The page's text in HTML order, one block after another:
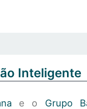
Inteligente
e o Grupo